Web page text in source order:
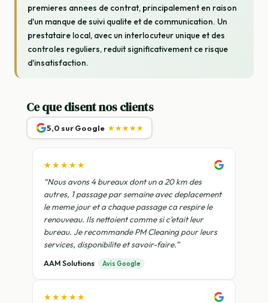
premieres annees de contrat, principalement en raison
d'un manque de suivi qualite et de communication. Un
prestataire local, avec un interlocuteur unique et des
controles reguliers, reduit significativement ce risque
d'insatisfaction.
Ce que disent nos clients
5,0 sur Google ★★★★★
★★★★★
“Nous avons 4 bureaux dont un a 20 km des
autres, 1 passage par semaine avec deplacement
le meme jour et a chaque passage ca respire le
renouveau. Ils nettoient comme si c'etait leur
bureau. Je recommande PM Cleaning pour leurs
services, disponibilite et savoir-faire.”
AAM Solutions Avis Google
★★★★★